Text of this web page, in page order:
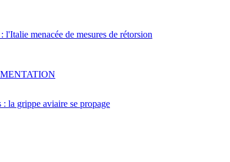
menacée de mesures de rétorsion
la grippe aviaire se propage